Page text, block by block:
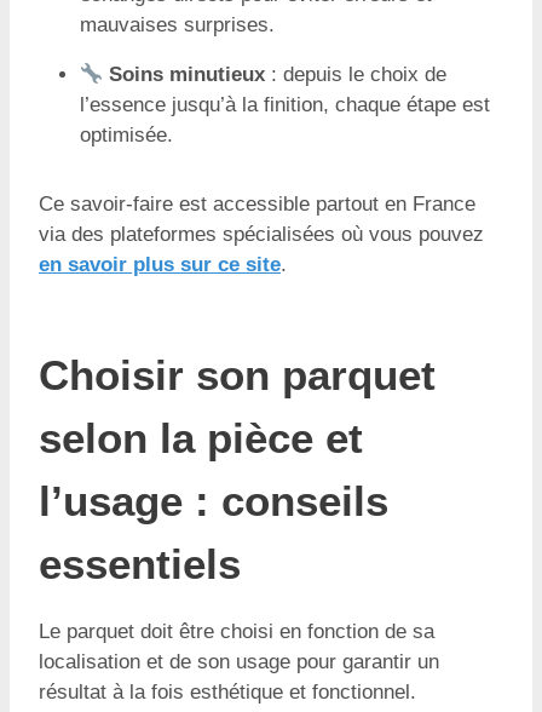
mauvaises surprises.
Soins minutieux : depuis le choix de
l’essence jusqu’à la finition, chaque étape est
optimisée.
Ce savoir-faire est accessible partout en France
via des plateformes spécialisées où vous pouvez
en savoir plus sur ce site.
Choisir son parquet
selon la pièce et
l’usage : conseils
essentiels
Le parquet doit être choisi en fonction de sa
localisation et de son usage pour garantir un
résultat à la fois esthétique et fonctionnel.